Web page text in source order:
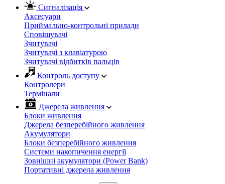
Сигналізація
Аксесуари
Приймально-контрольні прилади
Сповіщувачі
Зчитувачі
Зчитувачі з клавіатурою
Зчитувачі відбитків пальців
Контроль доступу
Контролери
Термінали
Джерела живлення
Блоки живлення
Джерела безперебійного живлення
Акумулятори
Блоки безперебійного живлення
Системи накопичення енергії
Зовнішні акумулятори (Power Bank)
Портативні джерела живлення